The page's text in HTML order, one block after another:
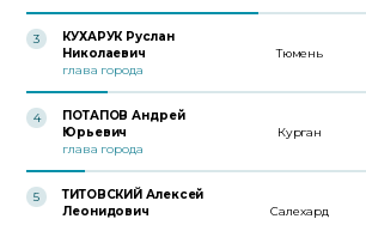
3
КУХАРУК Руслан
Николаевич
глава города
Тюмень
4
ПОТАПОВ Андрей
Юрьевич
глава города
Курган
5
ТИТОВСКИЙ Алексей
Леонидович
Салехард